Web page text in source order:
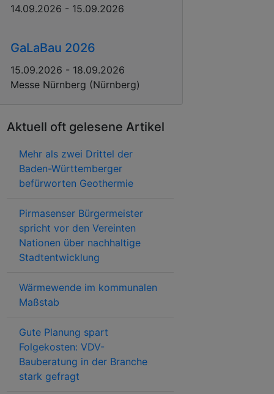
14.09.2026 - 15.09.2026
GaLaBau 2026
15.09.2026 - 18.09.2026
Messe Nürnberg (Nürnberg)
Aktuell oft gelesene Artikel
Mehr als zwei Drittel der
Baden-Württemberger
befürworten Geothermie
Pirmasenser Bürgermeister
spricht vor den Vereinten
Nationen über nachhaltige
Stadtentwicklung
Wärmewende im kommunalen
Maßstab
Gute Planung spart
Folgekosten: VDV-
Bauberatung in der Branche
stark gefragt